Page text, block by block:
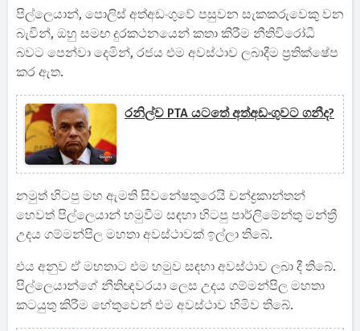
පිල්ලෙයාන්, පොලිස් අත්අඩංගුවේ පසුවන සැකකරුවෙකු වන
බැවින්, ඔහු සමඟ දුරකථනයෙන් කතා කිරීම නීතිවිරෝධී
බවට පෙන්වා දෙමින්, රජය එම අවස්ථාව ලබාදීම ප්‍රතික්ෂේප
කර ඇත.
රනිල්ව PTA යටතේ අත්අඩංගුවට ගනීද?
නමුත් හිටපු මහ ඇමති සිවනේෂතුරෙයි චන්ද්‍රකාන්තන්
හෙවත් පිල්ලෙයාන් හමුවීම සඳහා හිටපු පාර්ලිමේන්තු මන්ත්‍රී
උදය ගම්මන්පිල මහතා අවස්ථාවක් ඉල්ලා තිබේ.
එය අනුව ඒ මහතාට එම හමුව සඳහා අවස්ථාව ලබා දී තිබේ.
පිල්ලෙයාන්ගේ නීතිඥවරයා ලෙස උදය ගම්මන්පිල මහතා
කටයුතු කිරීම හේතුවෙන් එම අවස්ථාව හිමිව තිබේ.